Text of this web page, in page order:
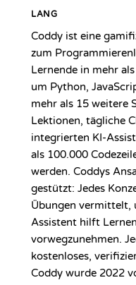
LANG
Coddy ist eine
zum
Lernende in mehr
um Python,
mehr als 15 weitere
Lektionen, tägliche
integrierten KI-
als 100.000
werden. Coddys
gestützt: Jedes
Übungen vermittelt,
Assistent hilft
vorwegzunehmen.
kostenloses,
Coddy wurde 2022